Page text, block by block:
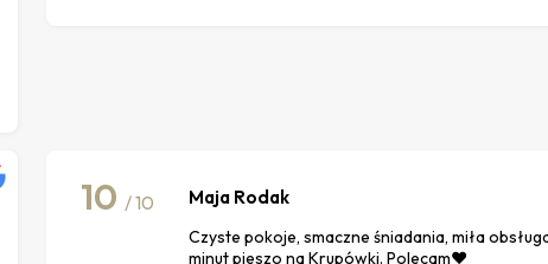
10 / 10 Maja Rodak
Czyste pokoje, smaczne śniadania, miła
minut pieszo na Krupówki. Polecam❤️